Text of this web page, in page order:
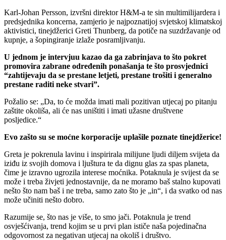
Karl-Johan Persson, izvršni direktor H&M-a te sin multimilijardera i
predsjednika koncerna, zamjerio je najpoznatijoj svjetskoj klimatskoj
aktivistici, tinejdžerici Greti Thunberg, da potiče na suzdržavanje od
kupnje, a šopingiranje izlaže posramljivanju.
U jednom je intervjuu kazao da ga zabrinjava to što pokret
promovira zabrane određenih ponašanja te što prosvjednici
“zahtijevaju da se prestane letjeti, prestane trošiti i generalno
prestane raditi neke stvari”.
Požalio se: „Da, to će možda imati mali pozitivan utjecaj po pitanju
zaštite okoliša, ali će nas uništiti i imati užasne društvene
posljedice.“
Evo zašto su se moćne korporacije uplašile poznate tinejdžerice!
Greta je pokrenula lavinu i inspirirala milijune ljudi diljem svijeta da
iziđu iz svojih domova i ljuštura te da dignu glas za spas planeta,
čime je izravno ugrozila interese moćnika. Potaknula je svijest da se
može i treba živjeti jednostavnije, da ne moramo baš stalno kupovati
nešto što nam baš i ne treba, samo zato što je „in“, i da svatko od nas
može učiniti nešto dobro.
Razumije se, što nas je više, to smo jači. Potaknula je trend
osvješćivanja, trend kojim se u prvi plan ističe naša pojedinačna
odgovornost za negativan utjecaj na okoliš i društvo.